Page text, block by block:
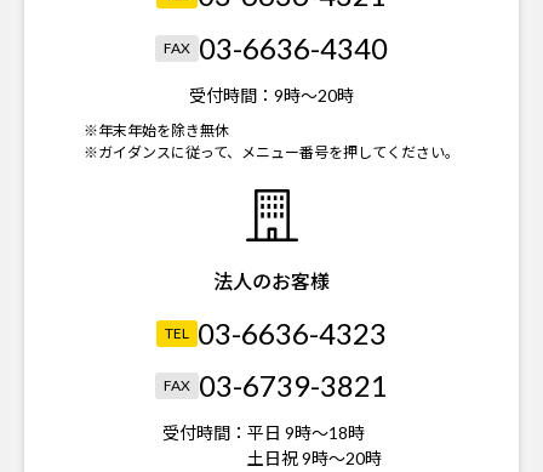
FAX 03-6636-4340
受付時間： 9時～20時
※年末年始を除き無休
※ガイダンスに従って、メニュー番号を押してください。
法人のお客様
TEL 03-6636-4323
FAX 03-6739-3821
受付時間： 平日 9時～18時
土日祝 9時～20時